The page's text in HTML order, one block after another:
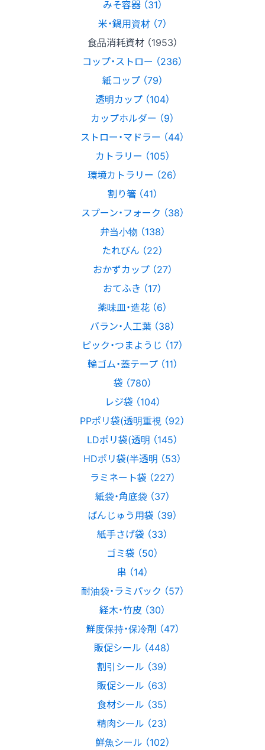
みそ容器 （31）
米・鍋用資材 （7）
食品消耗資材 （1953）
コップ・ストロー （236）
紙コップ （79）
透明カップ （104）
カップホルダー （9）
ストロー・マドラー （44）
カトラリー （105）
環境カトラリー （26）
割り箸 （41）
スプーン・フォーク （38）
弁当小物 （138）
たれびん （22）
おかずカップ （27）
おてふき （17）
薬味皿・造花 （6）
バラン・人工葉 （38）
ピック・つまようじ （17）
輪ゴム・蓋テープ （11）
袋 （780）
レジ袋 （104）
PPポリ袋(透明重視 （92）
LDポリ袋(透明 （145）
HDポリ袋(半透明 （53）
ラミネート袋 （227）
紙袋・角底袋 （37）
ばんじゅう用袋 （39）
紙手さげ袋 （33）
ゴミ袋 （50）
串 （14）
耐油袋・ラミパック （57）
経木・竹皮 （30）
鮮度保持・保冷剤 （47）
販促シール （448）
割引シール （39）
販促シール （63）
食材シール （35）
精肉シール （23）
鮮魚シール （102）